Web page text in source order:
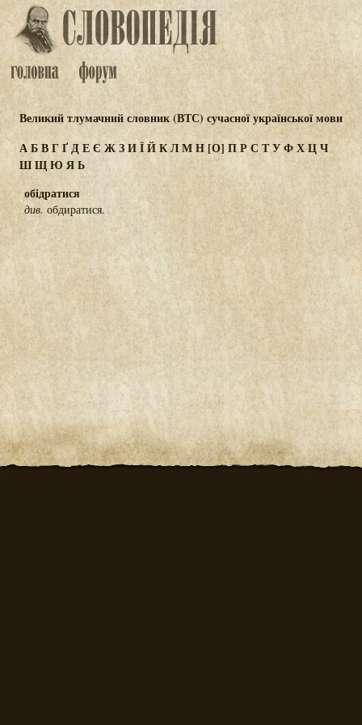
Великий тлумачний словник (ВТС) сучасної української мови
АБВГҐДЕЄ ЖЗИЇЙКЛМН[О] ПР СТУФХЦЧ
ШЩЮЯЬ
обідратися
див. обдиратися.